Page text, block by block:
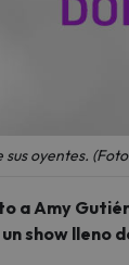
oyentes.
a Amy
show lleno